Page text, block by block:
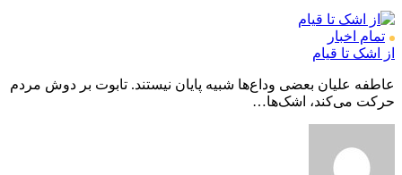
تمام اخبار
از اشک تا قیام
عاطفه علیان بعضی وداع‌ها شبیه پایان نیستند. تابوت بر دوش مردم
حرکت می‌کند، اشک‌ها…